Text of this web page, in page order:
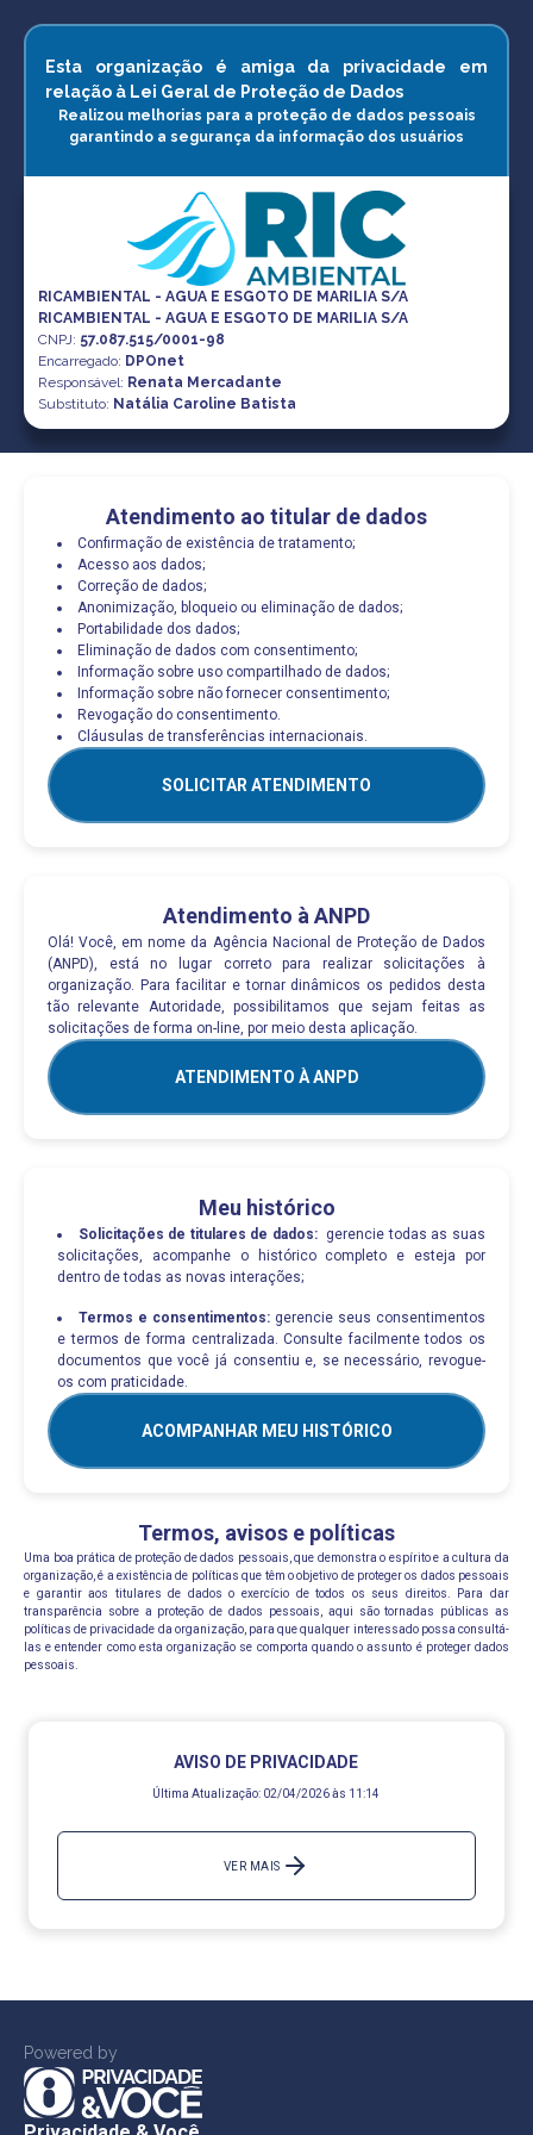
Esta organização é amiga da privacidade em
relação à Lei Geral de Proteção de Dados
Realizou melhorias para a proteção de dados pessoais
garantindo a segurança da informação dos usuários
RICAMBIENTAL - AGUA E ESGOTO DE MARILIA S/A
RICAMBIENTAL - AGUA E ESGOTO DE MARILIA S/A
CNPJ: 57.087.515/0001-98
Encarregado: DPOnet
Responsável: Renata Mercadante
Substituto: Natália Caroline Batista
Atendimento ao titular de dados
Confirmação de existência de tratamento;
Acesso aos dados;
Correção de dados;
Anonimização, bloqueio ou eliminação de dados;
Portabilidade dos dados;
Eliminação de dados com consentimento;
Informação sobre uso compartilhado de dados;
Informação sobre não fornecer consentimento;
Revogação do consentimento.
Cláusulas de transferências internacionais.
SOLICITAR ATENDIMENTO
Atendimento à ANPD
Olá! Você, em nome da Agência Nacional de Proteção de Dados
(ANPD), está no lugar correto para realizar solicitações à
organização. Para facilitar e tornar dinâmicos os pedidos desta
tão relevante Autoridade, possibilitamos que sejam feitas as
solicitações de forma on-line, por meio desta aplicação.
ATENDIMENTO À ANPD
Meu histórico
Solicitações de titulares de dados: gerencie todas as suas
solicitações, acompanhe o histórico completo e esteja por
dentro de todas as novas interações;
Termos e consentimentos: gerencie seus consentimentos
e termos de forma centralizada. Consulte facilmente todos os
documentos que você já consentiu e, se necessário, revogue-
os com praticidade.
ACOMPANHAR MEU HISTÓRICO
Termos, avisos e políticas
Uma boa prática de proteção de dados pessoais, que demonstra o espírito e a cultura da
organização, é a existência de políticas que têm o objetivo de proteger os dados pessoais
e garantir aos titulares de dados o exercício de todos os seus direitos. Para dar
transparência sobre a proteção de dados pessoais, aqui são tornadas públicas as
políticas de privacidade da organização, para que qualquer interessado possa consultá-
las e entender como esta organização se comporta quando o assunto é proteger dados
pessoais.
AVISO DE PRIVACIDADE
Última Atualização: 02/04/2026 às 11:14
VER MAIS
Powered by